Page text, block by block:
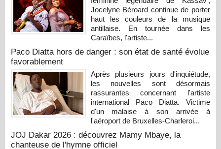
Jocelyne Béroard continue de porter
haut les couleurs de la musique
antillaise. En tournée dans les
Caraïbes, l'artiste...
Paco Diatta hors de danger : son état de santé évolue
favorablement
Après plusieurs jours d'inquiétude,
les nouvelles sont désormais
rassurantes concernant l'artiste
international Paco Diatta. Victime
d'un malaise à son arrivée à
l'aéroport de Bruxelles-Charleroi...
JOJ Dakar 2026 : découvrez Mamy Mbaye, la
chanteuse de l'hymne officiel